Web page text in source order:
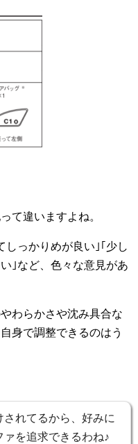
て違いますよね。
しっかりめが良い｣｢少し
｣など、色々な意見があ
わらかさや沈み具合な
身で調整できるのはう
れてるから、好みに
を追求できるわね♪